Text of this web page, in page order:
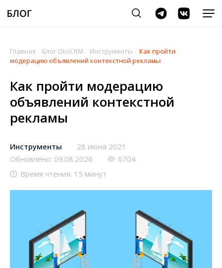
Главная Блог OkoCRM Инструменты
Как пройти
модерацию объявлений контекстной рекламы
Как пройти модерацию
объявлений контекстной
рекламы
Инструменты
28 июня 2021
Обновлено: 09.08.2026
6704
Время чтения: 15 минут